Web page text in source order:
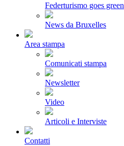
Federturismo goes green
News da Bruxelles
Area stampa
Comunicati stampa
Newsletter
Video
Articoli e Interviste
Contatti